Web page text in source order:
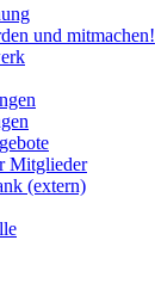
und mitmachen!
Mitglieder
(extern)